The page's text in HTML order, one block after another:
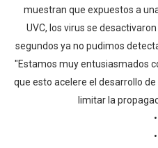
muestran que expuestos a
UVC, los virus se
segundos ya no pudimos
"Estamos muy entusiasmados
que esto acelere el desarrollo
limitar la
•
•